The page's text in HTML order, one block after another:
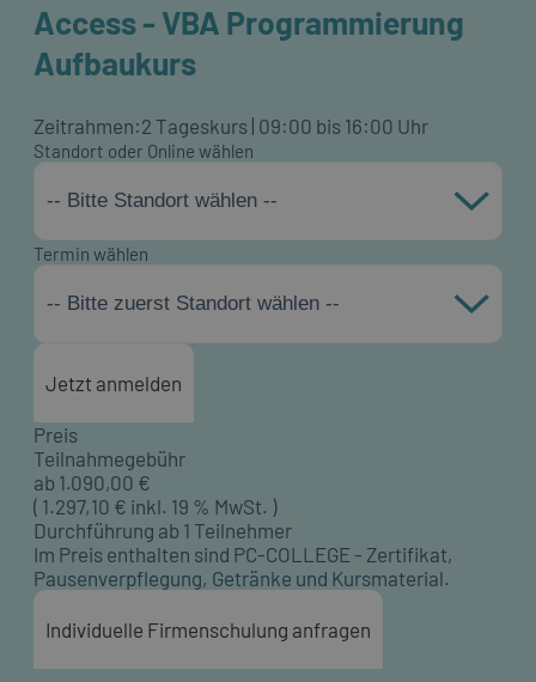
Access - VBA Programmierung
Aufbaukurs
Zeitrahmen:2 Tageskurs | 09:00 bis 16:00 Uhr
Standort oder Online wählen
-- Bitte Standort wählen --
Termin wählen
-- Bitte zuerst Standort wählen --
Jetzt anmelden
Preis
Teilnahmegebühr
ab 1.090,00 €
( 1.297,10 € inkl. 19 % MwSt. )
Durchführung ab 1 Teilnehmer
Im Preis enthalten sind PC-COLLEGE - Zertifikat,
Pausenverpflegung, Getränke und Kursmaterial.
Individuelle Firmenschulung anfragen